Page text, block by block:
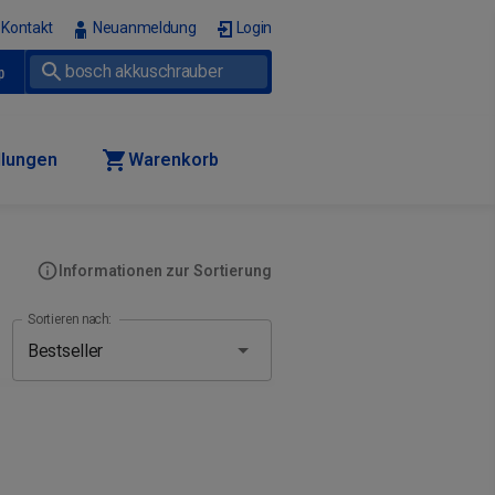
Kontakt Neuanmeldung Login
Warenkorb
Informationen zur Sortierung
Sortieren nach: